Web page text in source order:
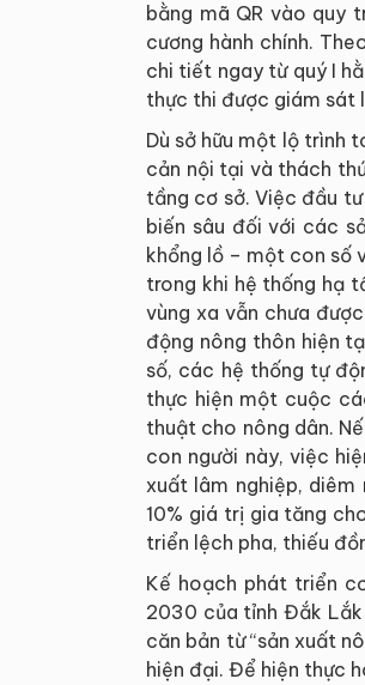
bằng mã QR vào quy
cương hành chính.
chi tiết ngay từ quý I
thực thi được giám sát
Dù sở hữu một lộ trình
cản nội tại và thách
tầng cơ sở. Việc đầu
biến sâu đối với các
khổng lồ – một con số
trong khi hệ thống hạ
vùng xa vẫn chưa
động nông thôn hiện
số, các hệ thống tự
thực hiện một cuộc
thuật cho nông dân.
con người này, việc
xuất lâm nghiệp,
10% giá trị gia tăng
triển lệch pha, thiếu
Kế hoạch phát triển
2030 của tỉnh Đắk
căn bản từ “sản xuất
hiện đại. Để hiện thực